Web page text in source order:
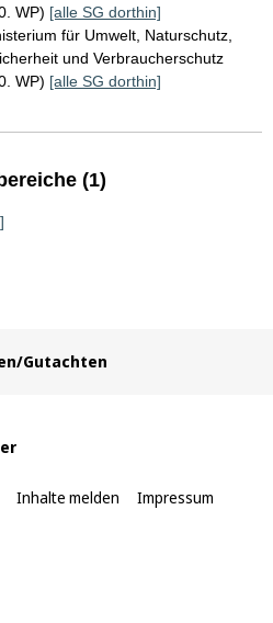
WP) [alle SG dorthin]
für Umwelt, Naturschutz,
und Verbraucherschutz
WP) [alle SG dorthin]
(1)
Gutachten
Inhalte melden Impressum